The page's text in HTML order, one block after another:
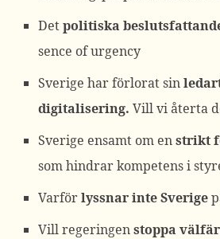
Detpolitiska
sence of urgency
Sverige har förlorat sin
digitalisering. Vill vi återta
Sverige ensamt om enstrikt
som hindrar kompetens i
Varförlyssnar inte Sverige
Vill regeringenstoppa